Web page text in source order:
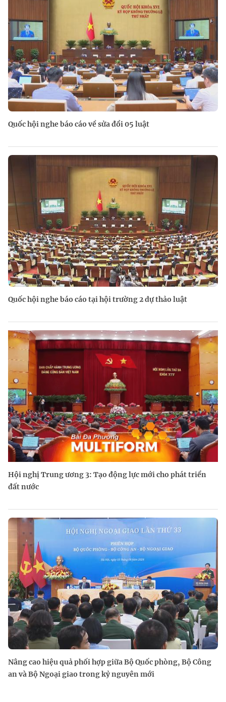
Quốc hội nghe báo cáo về sửa đổi 05 luật
Quốc hội nghe báo cáo tại hội trường 2 dự thảo luật
Hội nghị Trung ương 3: Tạo động lực mới cho phát triển
đất nước
Nâng cao hiệu quả phối hợp giữa Bộ Quốc phòng, Bộ Công
an và Bộ Ngoại giao trong kỷ nguyên mới